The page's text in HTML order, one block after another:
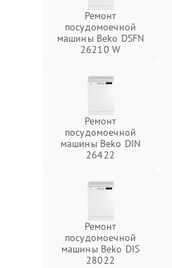
Ремонт
посудомоечной
машины Beko DSFN
26210 W
Ремонт
посудомоечной
машины Beko DIN
26422
Ремонт
посудомоечной
машины Beko DIS
28022